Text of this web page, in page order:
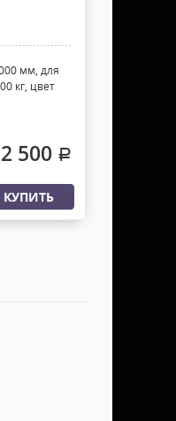
мм, для
кг, цвет
500 .
КУПИТЬ